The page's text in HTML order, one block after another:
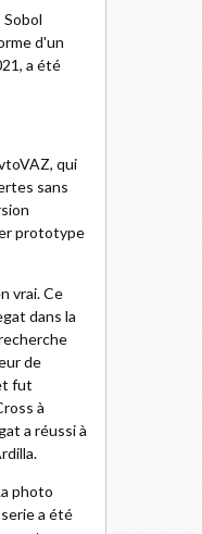
d'un
a été
qui
sans
prototype
vrai. Ce
dans la
de
fut
à
a réussi à
photo
a été